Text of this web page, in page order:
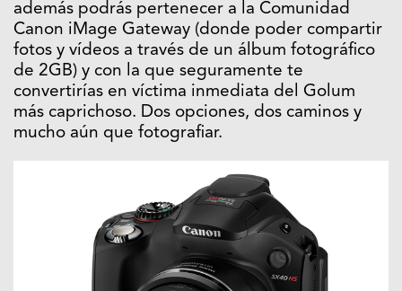
además podrás pertenecer a la Comunidad
Canon iMage Gateway (donde poder compartir
fotos y vídeos a través de un álbum fotográfico
de 2GB) y con la que seguramente te
convertirías en víctima inmediata del Golum
más caprichoso. Dos opciones, dos caminos y
mucho aún que fotografiar.